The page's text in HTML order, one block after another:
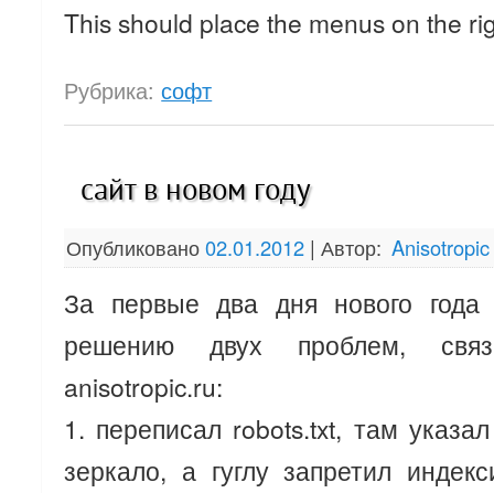
This should place the menus on the
Рубрика: софт
сайт в новом году
Опубликовано 02.01.2012 |Автор: Anisotropic
За первые два дня нового года
решению двух проблем,
anisotropic.ru:
1. переписал robots.txt, там
зеркало, а гуглу запретил